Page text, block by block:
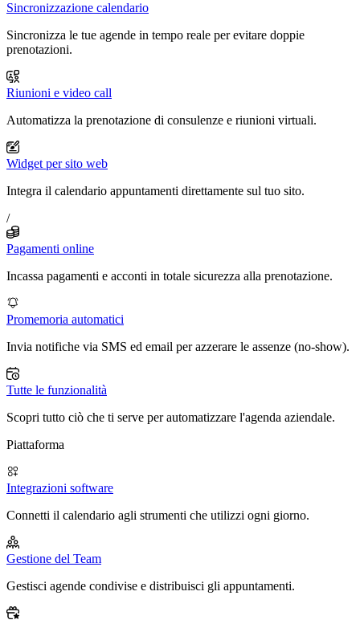
Sincronizzazione calendario
Sincronizza le tue agende in tempo reale per evitare doppie
prenotazioni.
Riunioni e video call
Automatizza la prenotazione di consulenze e riunioni virtuali.
Widget per sito web
Integra il calendario appuntamenti direttamente sul tuo sito.
/
Pagamenti online
Incassa pagamenti e acconti in totale sicurezza alla prenotazione.
Promemoria automatici
Invia notifiche via SMS ed email per azzerare le assenze (no-show).
Tutte le funzionalità
Scopri tutto ciò che ti serve per automatizzare l'agenda aziendale.
Piattaforma
Integrazioni software
Connetti il calendario agli strumenti che utilizzi ogni giorno.
Gestione del Team
Gestisci agende condivise e distribuisci gli appuntamenti.